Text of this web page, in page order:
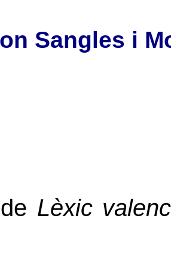
Sangles i
Lèxic